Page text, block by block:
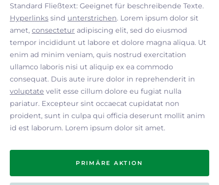
Standard Fließtext: Geeignet für beschreibende Texte.
Hyperlinks sind unterstrichen. Lorem ipsum dolor sit
amet, consectetur adipiscing elit, sed do eiusmod
tempor incididunt ut labore et dolore magna aliqua. Ut
enim ad minim veniam, quis nostrud exercitation
ullamco laboris nisi ut aliquip ex ea commodo
consequat. Duis aute irure dolor in reprehenderit in
voluptate velit esse cillum dolore eu fugiat nulla
pariatur. Excepteur sint occaecat cupidatat non
proident, sunt in culpa qui officia deserunt mollit anim
id est laborum. Lorem ipsum dolor sit amet.
PRIMÄRE AKTION